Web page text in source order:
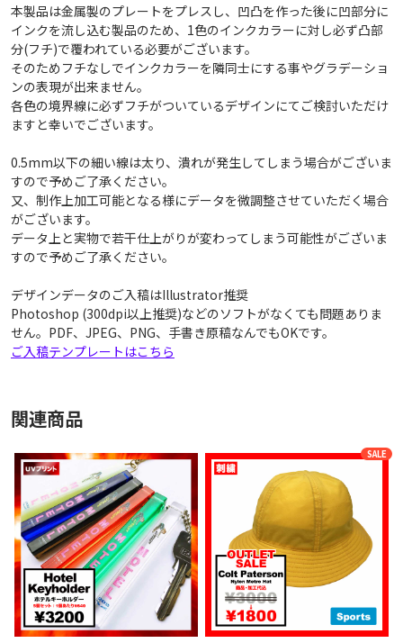
本製品は金属製のプレートをプレスし、凹凸を作った後に凹部分に
インクを流し込む製品のため、1色のインクカラーに対し必ず凸部
分(フチ)で覆われている必要がございます。
そのためフチなしでインクカラーを隣同士にする事やグラデーショ
ンの表現が出来ません。
各色の境界線に必ずフチがついているデザインにてご検討いただけ
ますと幸いでございます。
0.5mm以下の細い線は太り、潰れが発生してしまう場合がございま
すので予めご了承ください。
又、制作上加工可能となる様にデータを微調整させていただく場合
がございます。
データ上と実物で若干仕上がりが変わってしまう可能性がございま
すので予めご了承ください。
デザインデータのご入稿はIllustrator推奨
Photoshop (300dpi以上推奨)などのソフトがなくても問題ありま
せん。PDF、JPEG、PNG、手書き原稿なんでもOKです。
ご入稿テンプレートはこちら
関連商品